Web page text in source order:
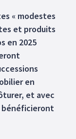
« modestes
et produits
en 2025
en
et avec